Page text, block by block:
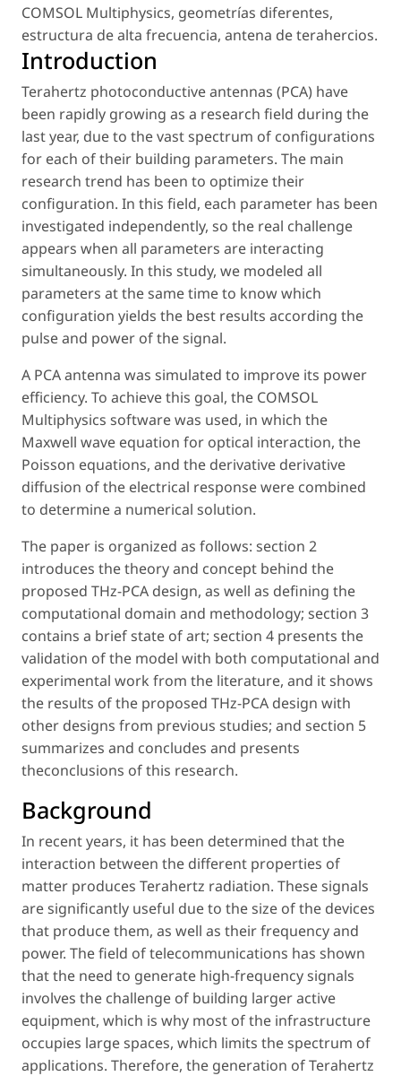
COMSOL Multiphysics, geometrías diferentes,
estructura de alta frecuencia, antena de terahercios.
Introduction
Terahertz photoconductive antennas (PCA) have
been rapidly growing as a research field during the
last year, due to the vast spectrum of configurations
for each of their building parameters. The main
research trend has been to optimize their
configuration. In this field, each parameter has been
investigated independently, so the real challenge
appears when all parameters are interacting
simultaneously. In this study, we modeled all
parameters at the same time to know which
configuration yields the best results according the
pulse and power of the signal.
A PCA antenna was simulated to improve its power
efficiency. To achieve this goal, the COMSOL
Multiphysics software was used, in which the
Maxwell wave equation for optical interaction, the
Poisson equations, and the derivative derivative
diffusion of the electrical response were combined
to determine a numerical solution.
The paper is organized as follows: section 2
introduces the theory and concept behind the
proposed THz-PCA design, as well as defining the
computational domain and methodology; section 3
contains a brief state of art; section 4 presents the
validation of the model with both computational and
experimental work from the literature, and it shows
the results of the proposed THz-PCA design with
other designs from previous studies; and section 5
summarizes and concludes and presents
theconclusions of this research.
Background
In recent years, it has been determined that the
interaction between the different properties of
matter produces Terahertz radiation. These signals
are significantly useful due to the size of the devices
that produce them, as well as their frequency and
power. The field of telecommunications has shown
that the need to generate high-frequency signals
involves the challenge of building larger active
equipment, which is why most of the infrastructure
occupies large spaces, which limits the spectrum of
applications. Therefore, the generation of Terahertz